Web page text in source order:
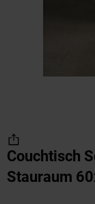
Couchtisch
Stauraum